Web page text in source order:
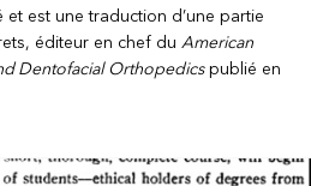
et est une traduction d’une partie
éditeur en chef du American
Dentofacial Orthopedicspublié en